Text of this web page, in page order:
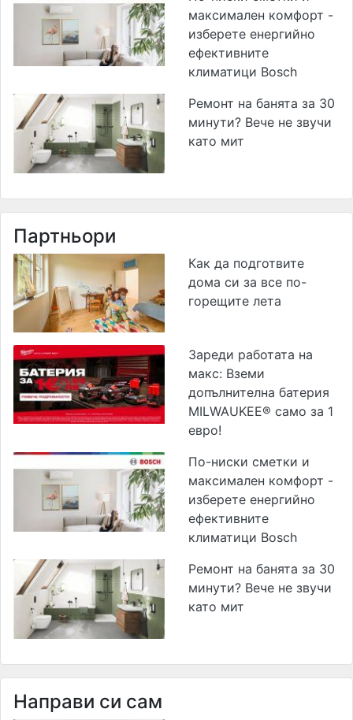
максимален комфорт -
изберете енергийно
ефективните
климатици Bosch
Ремонт на банята за 30
минути? Вече не звучи
като мит
Партньори
Как да подготвите
дома си за все по-
горещите лета
Зареди работата на
макс: Вземи
допълнителна батерия
MILWAUKEE® само за 1
евро!
По-ниски сметки и
максимален комфорт -
изберете енергийно
ефективните
климатици Bosch
Ремонт на банята за 30
минути? Вече не звучи
като мит
Направи си сам